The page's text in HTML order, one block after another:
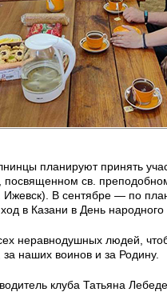
планируют принять
св.
Ижевск). В сентябре — по
в Казани в День
неравнодушных людей,
наших воинов и за Родину.
клуба Татьяна